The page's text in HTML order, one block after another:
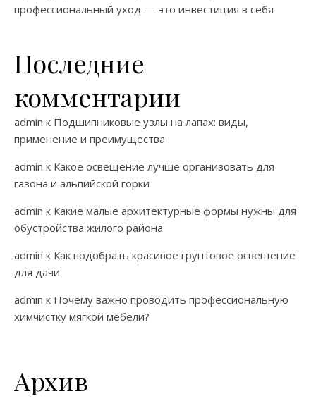
профессиональный уход — это инвестиция в себя
Последние
комментарии
admin к Подшипниковые узлы на лапах: виды,
применение и преимущества
admin к Какое освещение лучше организовать для
газона и альпийской горки
admin к Какие малые архитектурные формы нужны для
обустройства жилого района
admin к Как подобрать красивое грунтовое освещение
для дачи
admin к Почему важно проводить профессиональную
химчистку мягкой мебели?
Архив